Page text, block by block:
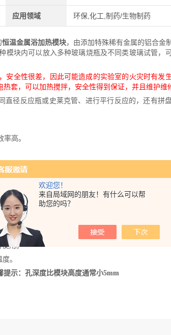
欢迎您！
来自局域网的朋友！有什么可以帮
助您的吗？
应用领域 环保,化工,制药/生物制药
恒温金属浴加热模块，由添加特殊稀有金属的铝合金
模块内可以放入多种玻璃烧瓶及不同类玻璃试管，
全性很差，因此可能造成的实验室的火灾时有发
套，可以加热搅拌，安全性得到保证，并且维护维
直径反应瓶或史莱克管、进行平行反应的，还有拼
高。
，且温度波动不超过±1℃。
加热温度可以达到热搅拌器可加热的最高温度。
现象的出现。
使用方法，是待加热块的温
使用。
。
提示：孔深度比模块高度通常小5mm